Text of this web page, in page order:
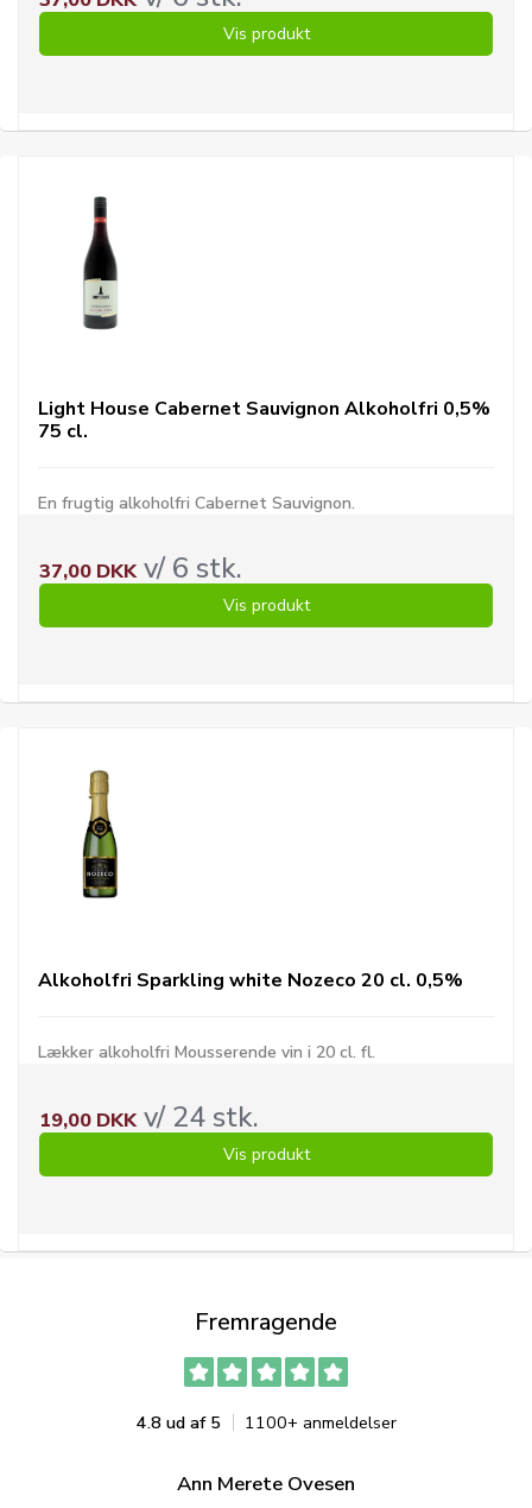
Vis produkt
Light House Cabernet Sauvignon Alkoholfri 0,5%
75 cl.
En frugtig alkoholfri Cabernet Sauvignon.
37,00 DKKv/ 6 stk.
Vis produkt
Alkoholfri Sparkling white Nozeco 20 cl. 0,5%
Lækker alkoholfri Mousserende vin i 20 cl. fl.
19,00 DKKv/ 24 stk.
Vis produkt
Fremragende
4.8 ud af 5 1100+ anmeldelser
Ann Merete Ovesen